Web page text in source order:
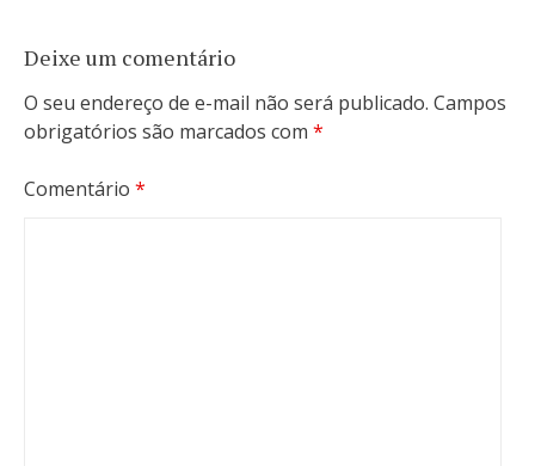
Deixe um comentário
O seu endereço de e-mail não será publicado. Campos
obrigatórios são marcados com *
Comentário *